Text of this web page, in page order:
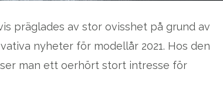
präglades av stor ovisshet på grund av
nyheter för modellår 2021. Hos den
man ett oerhört stort intresse för